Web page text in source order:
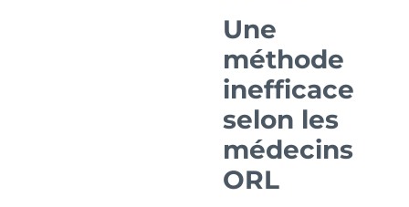
Une
méthode
inefficace
selon les
médecins
ORL